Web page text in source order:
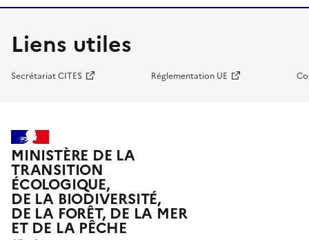
Liens utiles
Secrétariat CITES Réglementation UE
MINISTÈRE DE LA
TRANSITION
ÉCOLOGIQUE,
DE LA BIODIVERSITÉ,
DE LA FORÊT, DE LA MER
ET DE LA PÊCHE